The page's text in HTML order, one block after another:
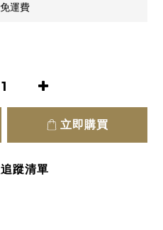
運費
立即購買
蹤清單